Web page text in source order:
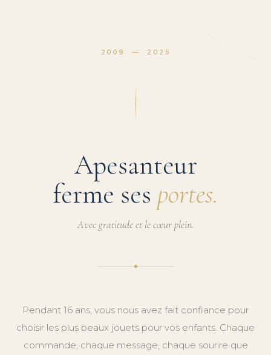
2009 — 2025
Apesanteur
ferme ses portes.
Avec gratitude et le cœur plein.
Pendant 16 ans, vous nous avez fait confiance pour
choisir les plus beaux jouets pour vos enfants. Chaque
commande, chaque message, chaque sourire que